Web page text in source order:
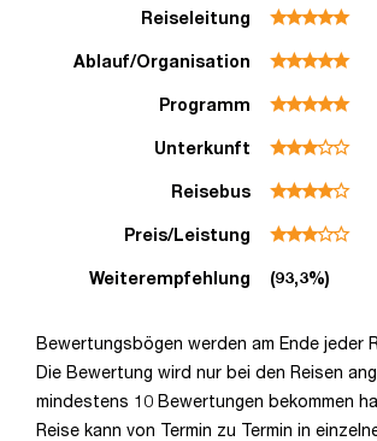
Reiseleitung
Ablauf/Organisation
Programm
Unterkunft
Reisebus
Preis/Leistung
Weiterempfehlung (93,3%)
Bewertungsbögen werden am Ende jeder
Die Bewertung wird nur bei den Reisen
mindestens 10 Bewertungen bekommen
Reise kann von Termin zu Termin in